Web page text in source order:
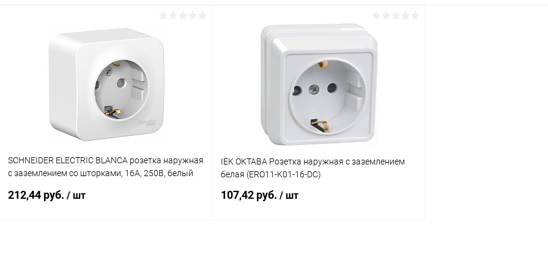
В корзину
К сравнению
В наличии
К сравнению
В наличии
SCHNEIDER ELECTRIC BLANCA розетка наружная
с заземлением со шторками, 16А, 250В, белый
212,44 руб. / шт
IEK ОКТАВА Розетка наружная с заземлением
белая (ERO11-K01-16-DC)
107,42 руб. / шт